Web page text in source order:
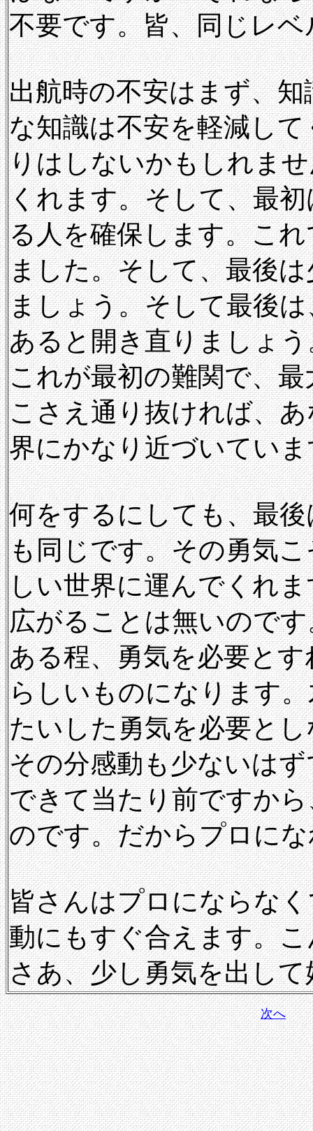
不要です。皆、同じレ
出航時の不安はまず、
な知識は不安を軽減し
りはしないかもしれま
くれます。そして、最
る人を確保します。こ
ました。そして、最後
ましょう。そして最後
あると開き直りましょ
これが最初の難関で、
こさえ通り抜ければ、
界にかなり近づいてい
何をするにしても、最
も同じです。その勇気
しい世界に運んでくれ
広がることは無いので
ある程、勇気を必要と
らしいものになります
たいした勇気を必要と
その分感動も少ないは
できて当たり前ですか
のです。だからプロに
皆さんはプロにならな
動にもすぐ合えます。
さあ、少し勇気を出し
次へ